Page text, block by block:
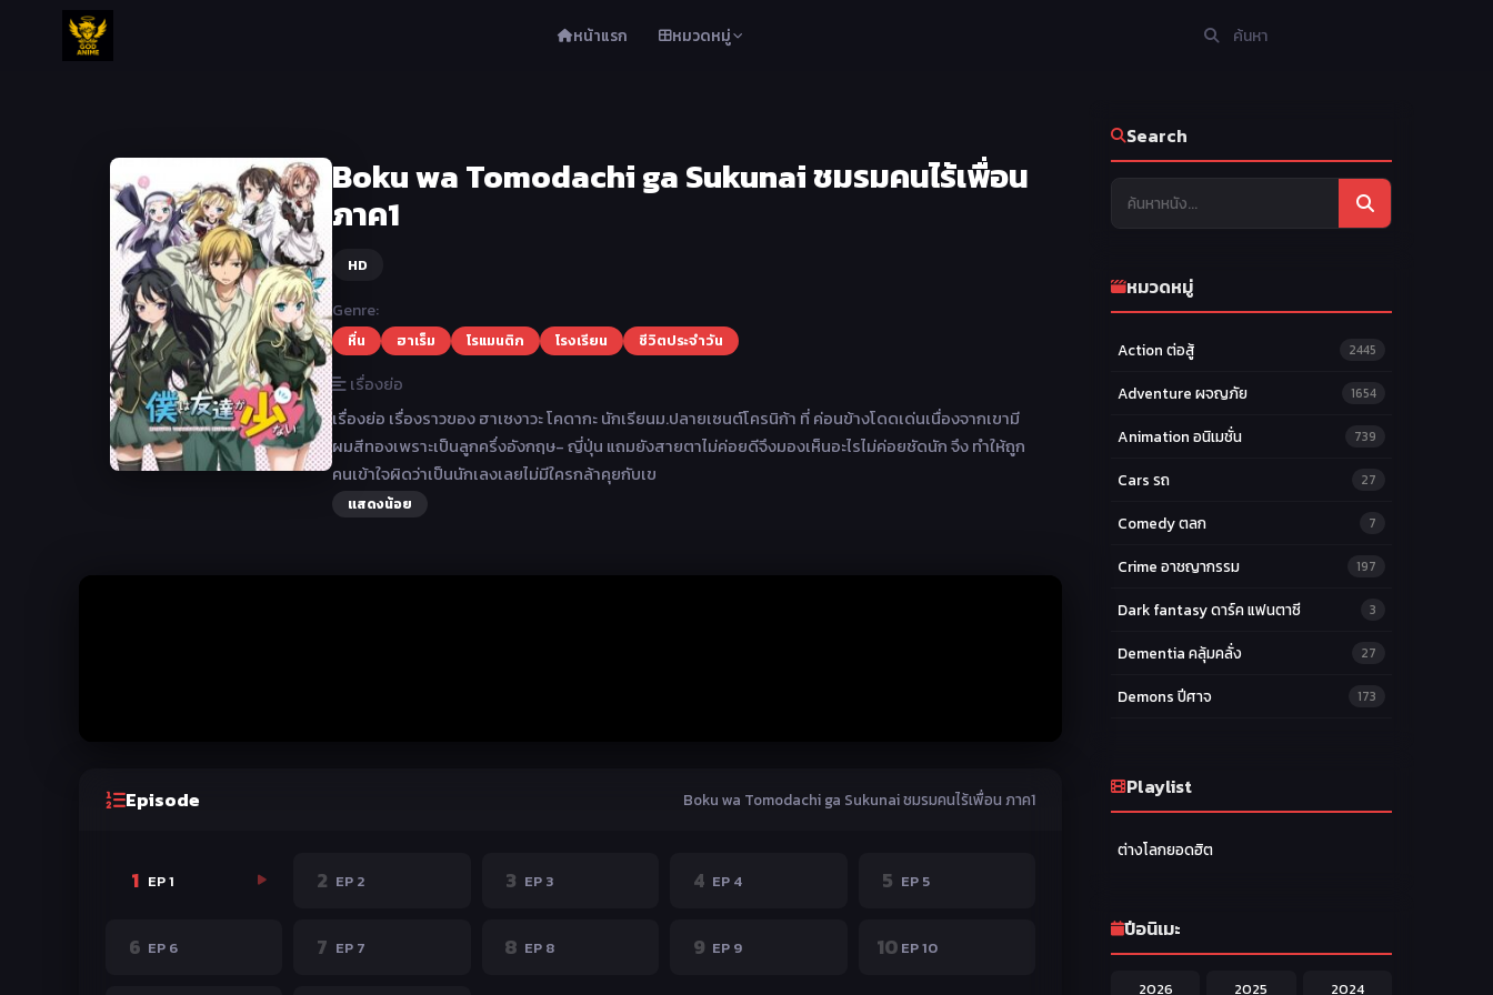
หน้าแรก หมวดหมู่
Boku wa Tomodachi ga Sukunai ชมรมคนไร้เพื่อน
ภาค1
HD
Genre:
หื่น ฮาเร็ม โรแมนติก โรงเรียน ชีวิตประจำวัน
เรื่องย่อ
เรื่องย่อ เรื่องราวของ ฮาเซงาวะ โคดากะ นักเรียนม.ปลายเซนต์โครนิก้า ที่ ค่อนข้างโดดเด่นเนื่องจากเขามี
ผมสีทองเพราะเป็นลูกครึ่งอังกฤษ- ญี่ปุ่น แถมยังสายตาไม่ค่อยดีจึงมองเห็นอะไรไม่ค่อยชัดนัก จึง ทำให้ถูก
คนเข้าใจผิดว่าเป็นนักเลงเลยไม่มีใครกล้าคุยกับเข
แสดงน้อย
Episode Boku wa Tomodachi ga Sukunai ชมรมคนไร้เพื่อน ภาค1
1 EP 1 2 EP 2 3 EP 3 4 EP 4 5 EP 5
6 EP 6 7 EP 7 8 EP 8 9 EP 9 10 EP 10
Search
หมวดหมู่
Action ต่อสู้ 2445
Adventure ผจญภัย 1654
Animation อนิเมชั่น 739
Cars รถ 27
Comedy ตลก 7
Crime อาชญากรรม 197
Dark fantasy ดาร์ค แฟนตาซี 3
Dementia คลุ้มคลั่ง 27
Demons ปีศาจ 173
Ecchi หื่น
Harem ฮาเร็ม 60
Playlist
ต่างโลกยอดฮิต
ปีอนิเมะ
2026 2025 2024